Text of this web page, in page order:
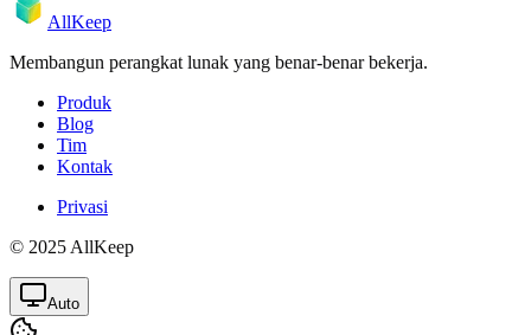
AllKeep
Membangun perangkat lunak yang benar-benar bekerja.
Produk
Blog
Tim
Kontak
Privasi
© 2025 AllKeep
Auto